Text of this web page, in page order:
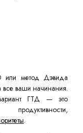
или метод Дэвида
все ваши начинания.
ГТД — это
.